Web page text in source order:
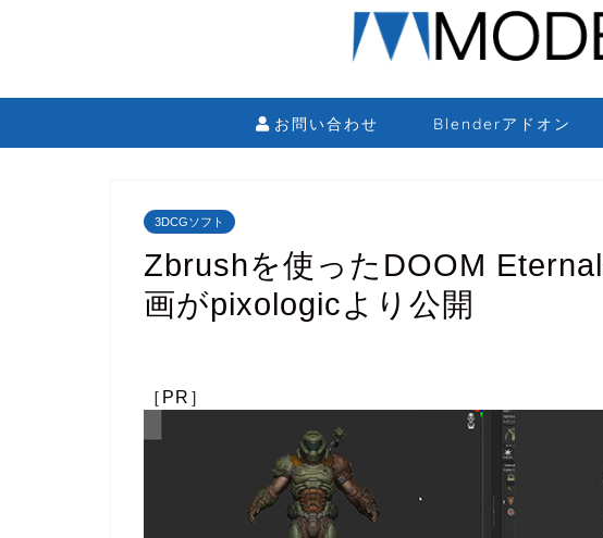
お問い合わせ Blenderアドオン
3DCGソフト
Zbrushを使ったDOOM
画がpixologicより公開
［PR］